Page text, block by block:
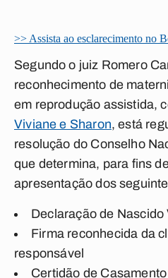
>> Assista ao esclarecimento no
Segundo o juiz Romero
reconhecimento de
em reprodução assistida,
Viviane e Sharon, está
resolução do Conselho
que determina, para fins
apresentação dos
Declaração de Nascido
Firma reconhecida da
responsável
Certidão de